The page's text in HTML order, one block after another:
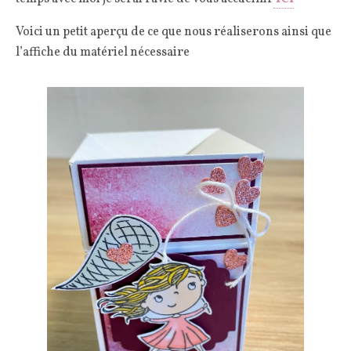
Voici un petit aperçu de ce que nous réaliserons ainsi que
l’affiche du matériel nécessaire